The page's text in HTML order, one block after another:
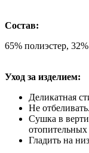
Состав:
65% полиэстер,
Уход за изделием:
Деликатная
Не отбеливать.
Сушка в
Гладить на